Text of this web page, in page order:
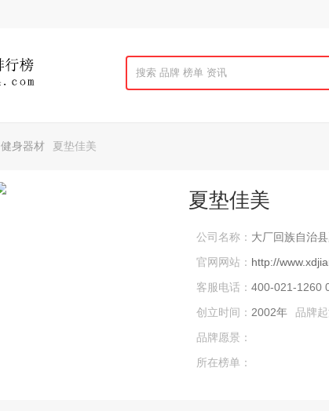
健身器材 夏垫佳美
夏垫佳美
公司名称： 大厂回族自治
官网网站： http://
客服电话： 400-021-1260
创立时间： 2002年 品牌起
品牌愿景：
所在榜单：